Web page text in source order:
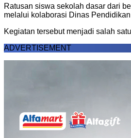
Ratusan siswa sekolah dasar dari
melalui kolaborasi Dinas
Kegiatan tersebut menjadi salah
ADVERTISEMENT